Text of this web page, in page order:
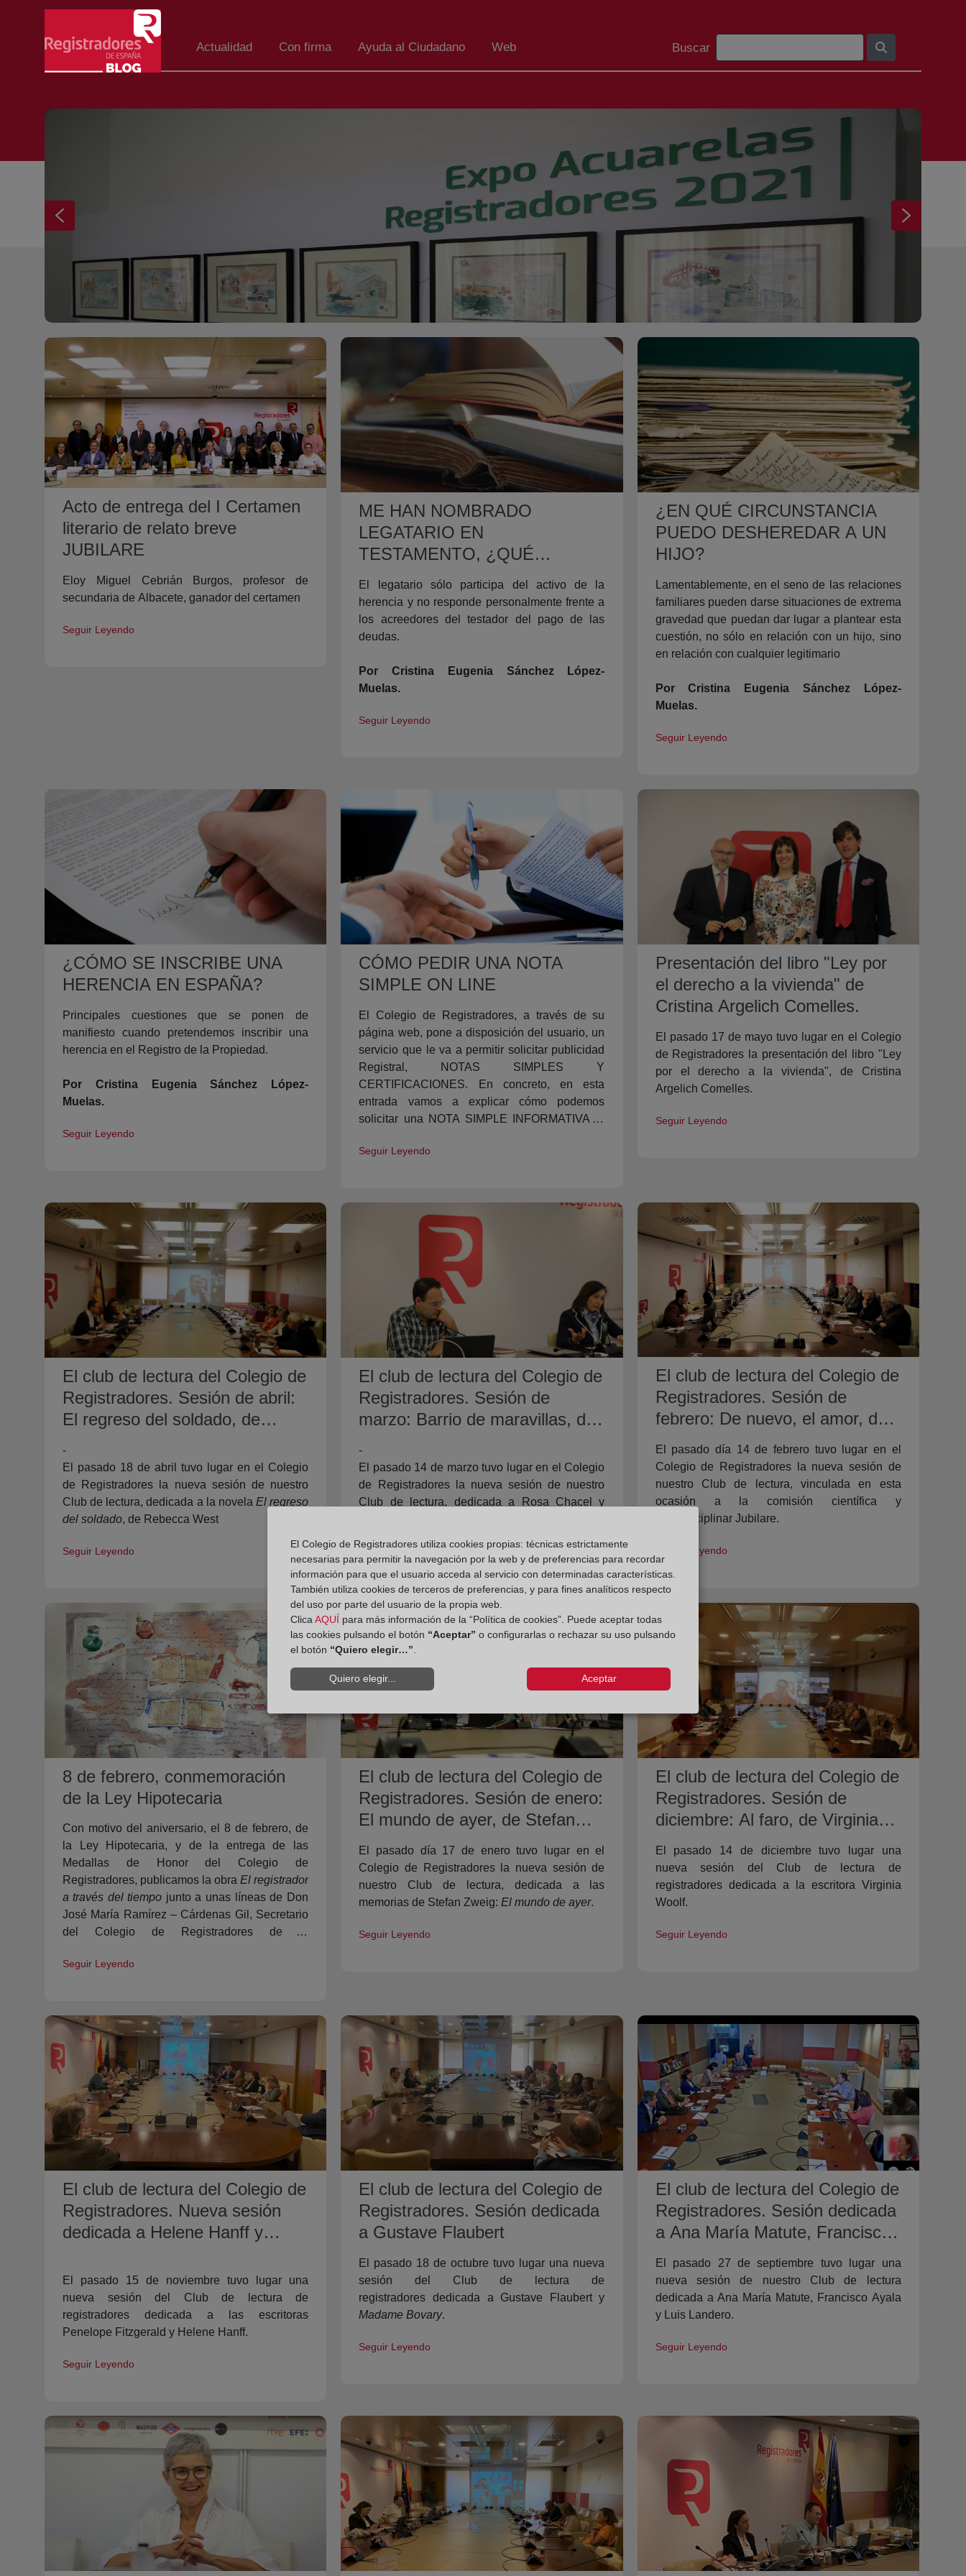
Saltar al contenido principal
Actualidad Con firma Ayuda al Ciudadano Web
Barra de búsqueda
Buscar
Acto de entrega del I Certamen
literario de relato breve
JUBILARE
Eloy Miguel Cebrián Burgos, profesor de
secundaria de Albacete, ganador del certamen
Seguir Leyendo
ME HAN NOMBRADO
LEGATARIO EN
TESTAMENTO, ¿QUÉ
DERECHOS TENGO EN
RELACIÓN CON EL
REGISTRO DE LA
PROPIEDAD?
El legatario sólo participa del activo de la
herencia y no responde personalmente frente a
los acreedores del testador del pago de las
deudas.
Por Cristina Eugenia Sánchez López-
Muelas.
Seguir Leyendo
¿EN QUÉ CIRCUNSTANCIA
PUEDO DESHEREDAR A UN
HIJO?
Lamentablemente, en el seno de las relaciones
familiares pueden darse situaciones de extrema
gravedad que puedan dar lugar a plantear esta
cuestión, no sólo en relación con un hijo, sino
en relación con cualquier legitimario
Por Cristina Eugenia Sánchez López-
Muelas.
Seguir Leyendo
¿CÓMO SE INSCRIBE UNA
HERENCIA EN ESPAÑA?
Principales cuestiones que se ponen de
manifiesto cuando pretendemos inscribir una
herencia en el Registro de la Propiedad.
Por Cristina Eugenia Sánchez López-
Muelas.
Seguir Leyendo
CÓMO PEDIR UNA NOTA
SIMPLE ON LINE
El Colegio de Registradores, a través de su
página web, pone a disposición del usuario, un
servicio que le va a permitir solicitar publicidad
Registral, NOTAS SIMPLES Y
CERTIFICACIONES. En concreto, en esta
entrada vamos a explicar cómo podemos
solicitar una NOTA SIMPLE INFORMATIVA al
Seguir Leyendo
Presentación del libro "Ley por
el derecho a la vivienda" de
Cristina Argelich Comelles.
El pasado 17 de mayo tuvo lugar en el Colegio
de Registradores la presentación del libro "Ley
por el derecho a la vivienda", de Cristina
Argelich Comelles.
Seguir Leyendo
El club de lectura del Colegio de
Registradores. Sesión de abril:
El regreso del soldado, de
-
El pasado 18 de abril tuvo lugar en el Colegio
de Registradores la nueva sesión de nuestro
Club de lectura, dedicada a la novela El regreso
del soldado, de Rebecca West
Seguir Leyendo
El club de lectura del Colegio de
Registradores. Sesión de
marzo: Barrio de maravillas, de
joven poeta, de Rainer Maria
Rilke.
-
El pasado 14 de marzo tuvo lugar en el Colegio
de Registradores la nueva sesión de nuestro
Club de lectura, dedicada a Rosa Chacel y
Seguir Leyendo
El club de lectura del Colegio de
Registradores. Sesión de
febrero: De nuevo, el amor, de
Doris Lessing.
El pasado día 14 de febrero tuvo lugar en el
Colegio de Registradores la nueva sesión de
nuestro Club de lectura, vinculada en esta
ocasión a la comisión científica y
multidisciplinar Jubilare.
Seguir Leyendo
8 de febrero, conmemoración
de la Ley Hipotecaria
Con motivo del aniversario, el 8 de febrero, de
la Ley Hipotecaria, y de la entrega de las
Medallas de Honor del Colegio de
Registradores, publicamos la obra El registrador
a través del tiempo junto a unas líneas de Don
José María Ramírez – Cárdenas Gil, Secretario
del Colegio de Registradores de la
España.
Seguir Leyendo
El club de lectura del Colegio de
Registradores. Sesión de enero:
El mundo de ayer, de Stefan
Zweig.
El pasado día 17 de enero tuvo lugar en el
Colegio de Registradores la nueva sesión de
nuestro Club de lectura, dedicada a las
memorias de Stefan Zweig:El mundo de ayer.
Seguir Leyendo
El club de lectura del Colegio de
Registradores. Sesión de
diciembre: Al faro, de Virginia
Woolf.
El pasado 14 de diciembre tuvo lugar una
nueva sesión del Club de lectura de
registradores dedicada a la escritora Virginia
Woolf.
Seguir Leyendo
El club de lectura del Colegio de
Registradores. Nueva sesión
dedicada a Helene Hanff y
El pasado 15 de noviembre tuvo lugar una
nueva sesión del Club de lectura de
registradores dedicada a las escritoras
Penelope Fitzgerald y Helene Hanff.
Seguir Leyendo
El club de lectura del Colegio de
Registradores. Sesión dedicada
a Gustave Flaubert
El pasado 18 de octubre tuvo lugar una nueva
sesión del Club de lectura de
registradores dedicada a Gustave Flaubert y
Madame Bovary.
Seguir Leyendo
El club de lectura del Colegio de
Registradores. Sesión dedicada
a Ana María Matute, Francisco
Ayala y Luis Landero.
El pasado 27 de septiembre tuvo lugar una
nueva sesión de nuestro Club de lectura
dedicada a Ana María Matute, Francisco Ayala
y Luis Landero.
Seguir Leyendo
El Colegio de Registradores utiliza cookies propias: técnicas estrictamente
necesarias para permitir la navegación por la web y de preferencias para recordar
información para que el usuario acceda al servicio con determinadas características.
También utiliza cookies de terceros de preferencias, y para fines analíticos respecto
del uso por parte del usuario de la propia web.
Clica AQUÍ para más información de la “Política de cookies”. Puede aceptar todas
las cookies pulsando el botón “Aceptar” o configurarlas o rechazar su uso pulsando
el botón “Quiero elegir…”
Quiero elegir... Aceptar